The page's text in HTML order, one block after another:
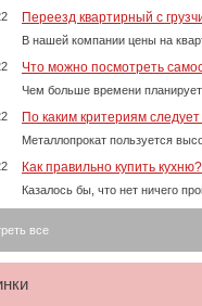
Переезд квартирный с
В нашей компании цены на
Что можно посмотреть
Чем больше времени
По каким критериям
Металлопрокат пользуется
Как правильно купить кухню?
Казалось бы, что нет ничего
все